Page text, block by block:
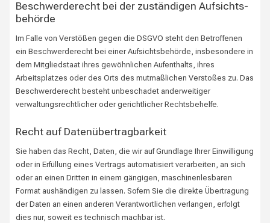
Beschwerde­recht bei der zuständigen Aufsichts­
behörde
Im Falle von Verstößen gegen die DSGVO steht den Betroffenen
ein Beschwerderecht bei einer Aufsichtsbehörde, insbesondere in
dem Mitgliedstaat ihres gewöhnlichen Aufenthalts, ihres
Arbeitsplatzes oder des Orts des mutmaßlichen Verstoßes zu. Das
Beschwerderecht besteht unbeschadet anderweitiger
verwaltungsrechtlicher oder gerichtlicher Rechtsbehelfe.
Recht auf Daten­übertrag­barkeit
Sie haben das Recht, Daten, die wir auf Grundlage Ihrer Einwilligung
oder in Erfüllung eines Vertrags automatisiert verarbeiten, an sich
oder an einen Dritten in einem gängigen, maschinenlesbaren
Format aushändigen zu lassen. Sofern Sie die direkte Übertragung
der Daten an einen anderen Verantwortlichen verlangen, erfolgt
dies nur, soweit es technisch machbar ist.